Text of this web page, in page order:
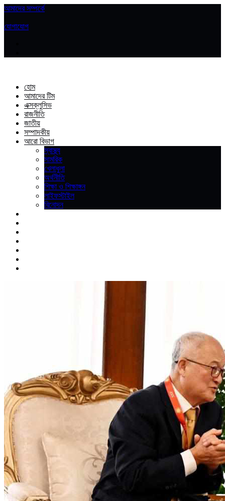
আমাদের সম্পর্কে
যোগাযোগ
হোম
আমাদের টিম
এক্সক্লুসিভ
রাজনীতি
জাতীয়
সম্পাদকীয়
আরো বিভাগ
স্বাস্থ্য
সামরিক
খেলাধুলা
অর্থনীতি
শিক্ষা ও শিক্ষাঙ্গন
লাইফস্টাইল
বিনোদন